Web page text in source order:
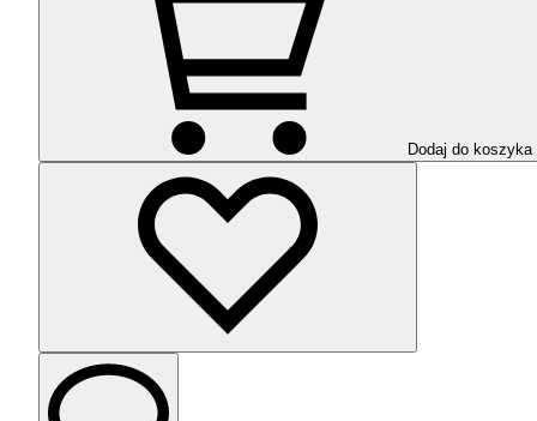
Dodaj do koszyka